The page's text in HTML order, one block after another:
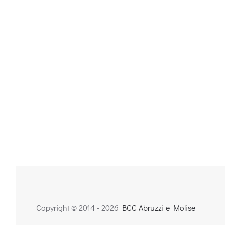
Copyright © 2014 -2026 BCC Abruzzi e Molise